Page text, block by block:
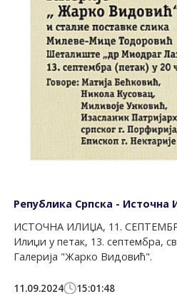
Република Српска - Источна
ИСТОЧНА ИЛИЏА, 11.
Илиџи у петак, 13. септембра,
Галерија "Жарко Видовић".
11.09.2024 15:01:48